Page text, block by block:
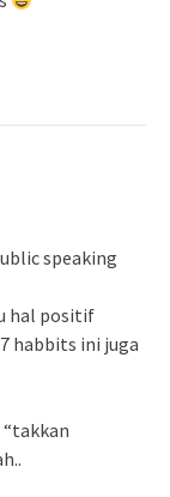
speaking
hal positif
habbits ini juga